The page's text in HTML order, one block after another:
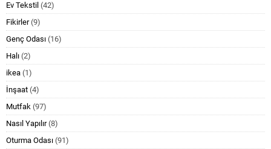
Ev Tekstil (42)
Fikirler(9)
Genç Odası (16)
Halı (2)
ikea (1)
İnşaat (4)
Mutfak (97)
Nasıl Yapılır(8)
Oturma Odası (91)